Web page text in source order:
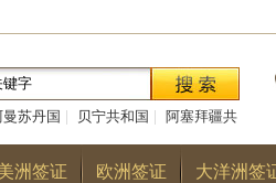
曼苏丹国 贝宁共和国
阿塞拜疆共
尔巴尼亚共和国|多哥共和国|巴
洲签证 欧洲签证 大洋洲签